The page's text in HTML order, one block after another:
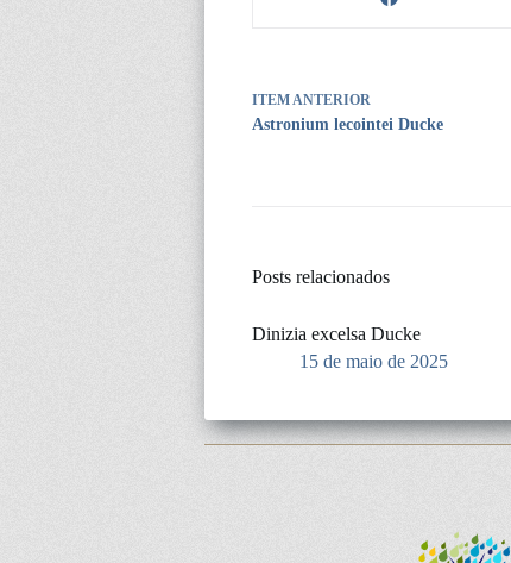
ITEM ANTERIOR
Astronium lecointei Ducke
Posts relacionados
Dinizia excelsa Ducke
15 de maio de 2025